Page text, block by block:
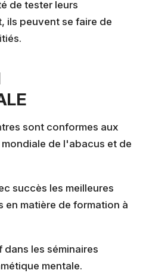
de tester leurs
ils peuvent se faire de
sont conformes aux
de l'abacus et de
succès les meilleures
matière de formation à
les séminaires
mentale.